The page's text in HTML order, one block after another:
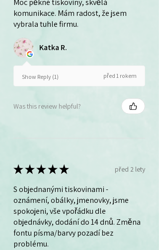
Moc pěkné tiskoviny, skvělá
komunikace. Mám radost, že jsem
vybrala tuhle firmu.
Katka R.
Show Reply (1) před 1 rokem
Was this review helpful?
★★★★★ před 2 lety
S objednanými tiskovinami -
oznámení, obálky, jmenovky, jsme
spokojeni, vše vpořádku dle
objednávky, dodání do 14 dnů. Změna
fontu písma/barvy pozadí bez
problému.